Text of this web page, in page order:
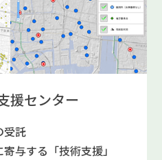
援センター
受託
与する「技術支援」